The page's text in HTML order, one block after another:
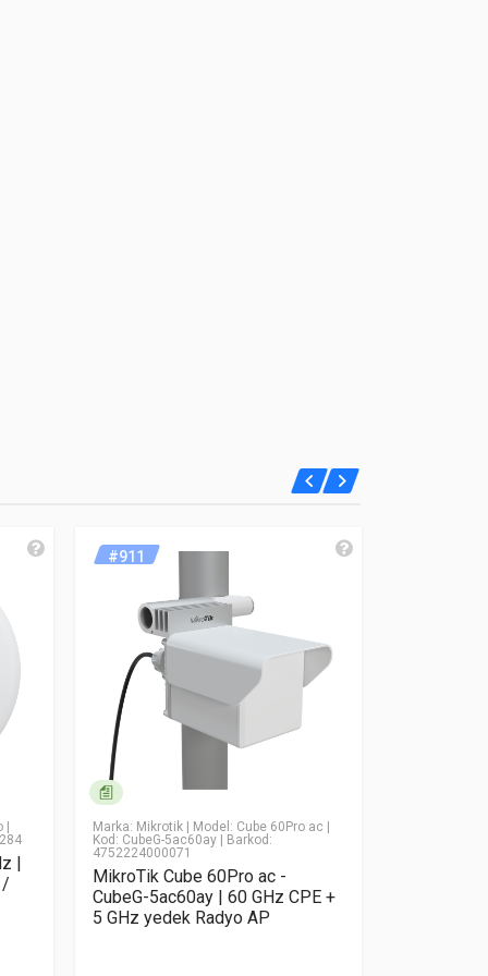
|
|
/
Marka: Mikrotik | Model: Cube 60Pro ac |
Kod: CubeG-5ac60ay | Barkod:
4752224000071
#911
MikroTik Cube 60Pro ac -
CubeG-5ac60ay | 60 GHz CPE +
5 GHz yedek Radyo AP